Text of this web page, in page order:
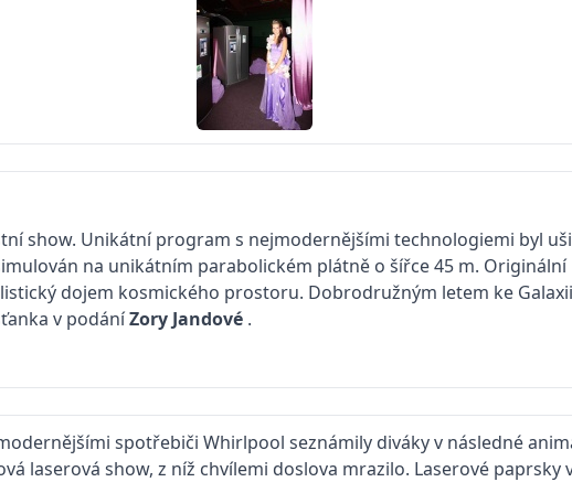
show. Unikátní program s nejmodernějšími technologiemi byl
na unikátním parabolickém plátně o šířce 45 m. Originální
dojem kosmického prostoru. Dobrodružným letem ke Galaxii
v podáníZory Jandové .
spotřebiči Whirlpool seznámily diváky v následné
laserová show, z níž chvílemi doslova mrazilo. Laserové